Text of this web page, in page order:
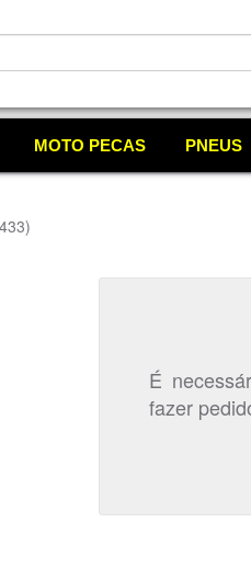
MOTO PECAS PNEUS
É
fazer